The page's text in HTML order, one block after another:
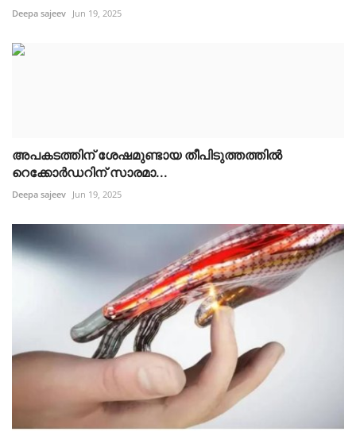
Deepa sajeev Jun 19, 2025
അപകടത്തിന് ശേഷമുണ്ടായ തീപിടുത്തത്തിൽ
റെക്കോർഡറിന് സാരമാ...
Deepa sajeev Jun 19, 2025